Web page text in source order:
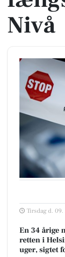
Nivå
Tirsdag d.
En 34 årige
retten i
uger, sigtet